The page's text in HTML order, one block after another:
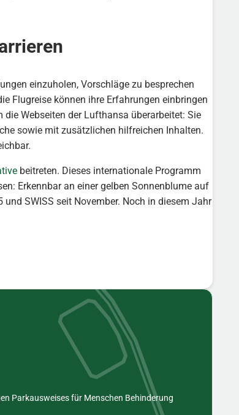
einzuholen, Vorschläge zu besprechen
Flugreise können ihre Erfahrungen einbringen
Webseiten der Lufthansa überarbeitet: Sie
sowie mit zusätzlichen hilfreichen Inhalten.
beitreten. Dieses internationale Programm
Erkennbar an einer gelben Sonnenblume auf
SWISS seit November. Noch in diesem Jahr
Parkausweises für Menschen Behinderung